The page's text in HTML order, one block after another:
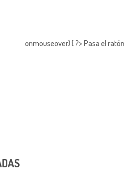
onmouseover) { ?> Pasa el